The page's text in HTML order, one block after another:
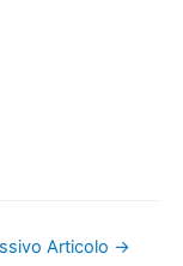
Articolo →